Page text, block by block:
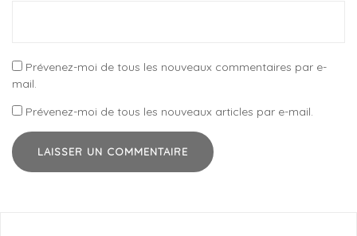
Prévenez-moi de tous les nouveaux commentaires par e-
mail.
Prévenez-moi de tous les nouveaux articles par e-mail.